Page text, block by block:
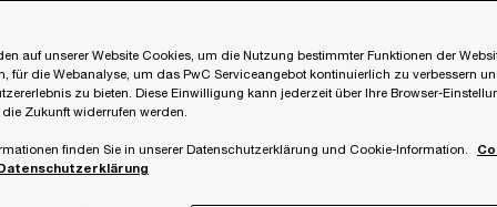
und Verschärfungen der Rahmenbedingungen
krimineller Superhirne in Kombination mit einem
Fortschritt scheinen ein Schritthalten mit
bzw. Anforderungen unmöglich zu machen.
auf unserer Website Cookies, um die Nutzung bestimmter Funktionen der
für die Webanalyse, um das PwC Serviceangebot kontinuierlich zu verbessern
zu bieten. Diese Einwilligung kann jederzeit über Ihre Browser-
Zukunft widerrufen werden.
finden Sie in unserer Datenschutzerklärung und Cookie-Information.